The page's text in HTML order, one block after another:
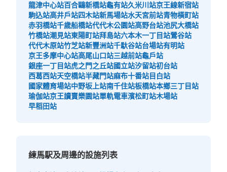
龍津中心站百合鷗新橋站龜有站久米川站京王線新宿站
駒込站高井戶站四木站新馬場站水天宮前站青物橫町站
赤羽橋站千歲船橋站代代木公園站高野台站池尻大橋站
竹橋站潮見站東陽町站拜島站六本木一丁目站鶯谷站
代代木原站竹芝站新豐洲站千馱谷站台場站有明站
京王多摩中心站高尾山口站三越前站龜戶站
銀座一丁目站虎之門之丘站國立站汐留站初台站
西葛西站天空橋站半藏門站麻布十番站目白站
國家體育場站中野坂上站南千住站板橋站本鄉三丁目站
瑜伽站京王讀賣樂園站單軌電車濱松町站木場站
早稻田站
練馬駅及周邊的設施列表